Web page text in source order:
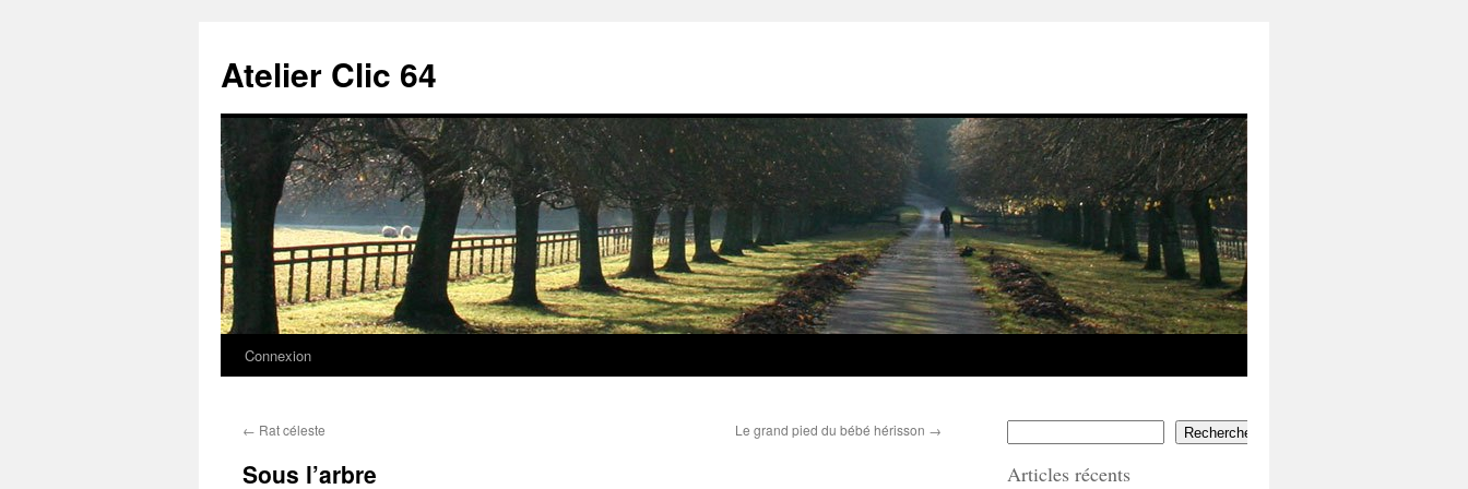
contenu
Atelier Clic 64
Connexion
← Rat céleste Le grand pied du bébé hérisson →
Sous l’arbre
Rechercher
Articles récents